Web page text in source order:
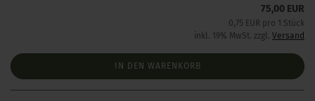
75,00 EUR
0,75 EUR pro 1 Stück
inkl. 19% MwSt. zzgl. Versand
IN DEN WARENKORB